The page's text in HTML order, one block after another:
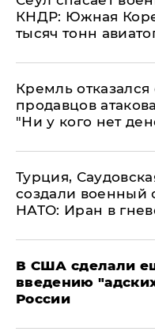
КНДР: Южная
тысяч тонн
Кремль
продавцов
"Ни у кого нет
Турция,
создали военный
НАТО: Иран в
В США сделали
введению
России